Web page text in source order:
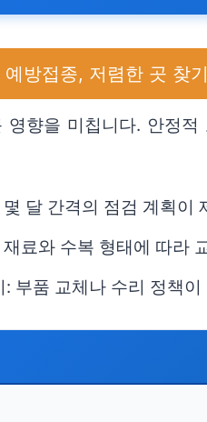
방접종, 저렴한 곳 찾기
향을 미칩니다. 안정
달 간격의 점검 계획이
료와 수복 형태에 따라
부품 교체나 수리 정책